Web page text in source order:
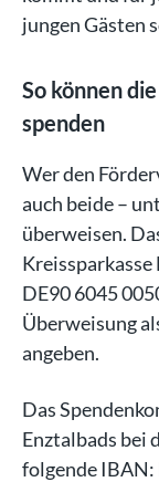
jungen Gästen
So können
spenden
Wer den
auch beide –
überweisen.
DE90 6045
Überweisung
angeben.
Das
Enztalbads bei
folgende IBAN: